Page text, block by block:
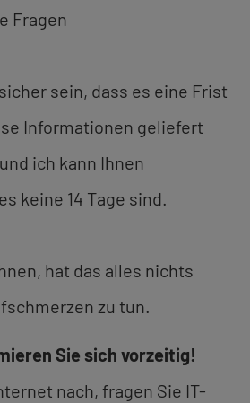
Fragen
sein, dass es eine Frist
Informationen geliefert
ich kann Ihnen
keine 14 Tage sind.
hat das alles nichts
zu tun.
Sie sich vorzeitig!
nach, fragen Sie IT-